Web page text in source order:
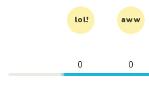
lol! aww
0 0